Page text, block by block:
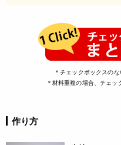
＊チェックボックスの
＊材料重複の場合、チェッ
作り方